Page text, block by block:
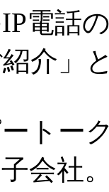
電話
介」
トー
会社